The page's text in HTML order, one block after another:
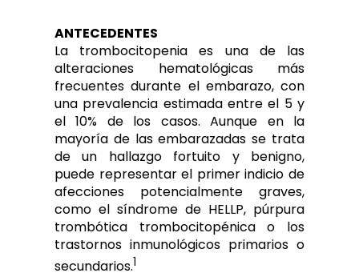
ANTECEDENTES
La trombocitopenia es una de las
alteraciones hematológicas más
frecuentes durante el embarazo, con
una prevalencia estimada entre el 5 y
el 10% de los casos. Aunque en la
mayoría de las embarazadas se trata
de un hallazgo fortuito y benigno,
puede representar el primer indicio de
afecciones potencialmente graves,
como el síndrome de HELLP, púrpura
trombótica trombocitopénica o los
trastornos inmunológicos primarios o
secundarios.1